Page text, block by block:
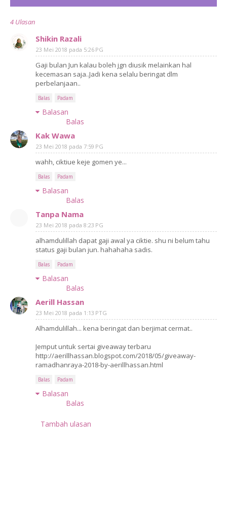
4 Ulasan
Shikin Razali
23 Mei 2018 pada 5:26 PG
Gaji bulan Jun kalau boleh jgn diusik melainkan hal
kecemasan saja..Jadi kena selalu beringat dlm
perbelanjaan..
Balas Padam
Balasan
Balas
Kak Wawa
23 Mei 2018 pada 7:59 PG
wahh, ciktiue keje gomen ye...
Balas Padam
Balasan
Balas
Tanpa Nama
23 Mei 2018 pada 8:23 PG
alhamdulillah dapat gaji awal ya ciktie. shu ni belum tahu
status gaji bulan jun. hahahaha sadis.
Balas Padam
Balasan
Balas
Aerill Hassan
23 Mei 2018 pada 1:13 PTG
Alhamdulillah... kena beringat dan berjimat cermat..
Jemput untuk sertai giveaway terbaru
http://aerillhassan.blogspot.com/2018/05/giveaway-
ramadhanraya-2018-by-aerillhassan.html
Balas Padam
Balasan
Balas
Tambah ulasan